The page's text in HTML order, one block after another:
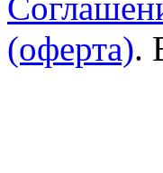
(оферта).